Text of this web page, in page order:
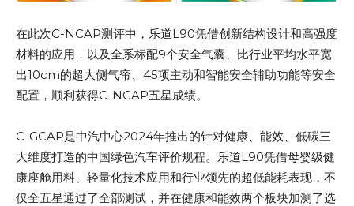
在此次C-NCAP测评中，乐道L90凭借创新结构设计和高强度
材料的应用，以及全系标配9个安全气囊、比行业平均水平宽
出10cm的超大侧气帘、45项主动和智能安全辅助功能等安全
配置，顺利获得C-NCAP五星成绩。
C-GCAP是中汽中心2024年推出的针对健康、能效、低碳三
大维度打造的中国绿色汽车评价规程。乐道L90凭借母婴级健
康座舱用料、轻量化技术应用和行业领先的超低能耗表现，不
仅全五星通过了全部测试，并在健康和能效两个板块加测了选